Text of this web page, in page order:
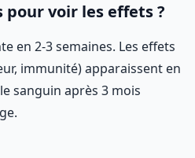
pour voir les effets ?
en 2-3 semaines. Les effets
immunité) apparaissent en
sanguin après 3 mois